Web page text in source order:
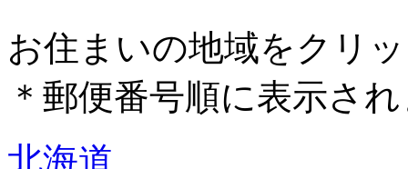
お住まいの地域をクリ
＊ 郵便番号順に表示さ
北海道